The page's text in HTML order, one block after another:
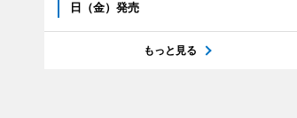
日（金）発売
もっと見る